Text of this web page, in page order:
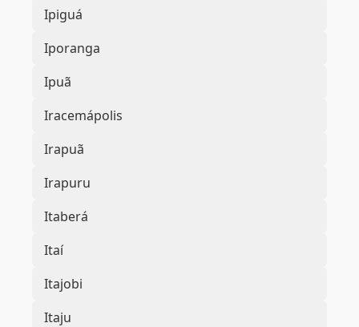
Ipiguá
Iporanga
Ipuã
Iracemápolis
Irapuã
Irapuru
Itaberá
Itaí
Itajobi
Itaju